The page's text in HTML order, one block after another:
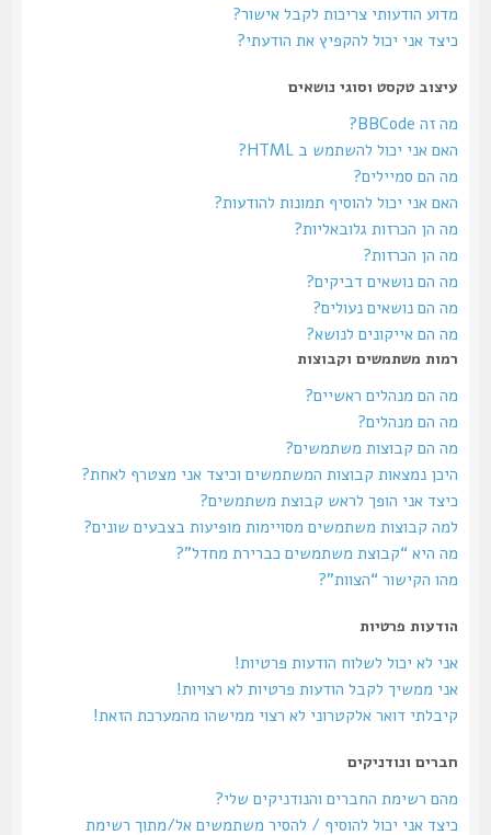
מדוע הודעותי צריכות לקבל אישור?
כיצד אני יכול להקפיץ את הודעתי?
עיצוב טקסט וסוגי נושאים
מה זה BBCode?
האם אני יכול להשתמש ב HTML?
מה הם סמיילים?
האם אני יכול להוסיף תמונות להודעות?
מה הן הכרזות גלובאליות?
מה הן הכרזות?
מה הם נושאים דביקים?
מה הם נושאים נעולים?
מה הם אייקונים לנושא?
רמות משתמשים וקבוצות
מה הם מנהלים ראשיים?
מה הם מנהלים?
מה הם קבוצות משתמשים?
היכן נמצאות קבוצות המשתמשים וכיצד אני מצטרף לאחת?
כיצד אני הופך לראש קבוצת משתמשים?
למה קבוצות משתמשים מסויימות מופיעות בצבעים שונים?
מה היא “קבוצת משתמשים כברירת מחדל”?
מהו הקישור “הצוות”?
הודעות פרטיות
אני לא יכול לשלוח הודעות פרטיות!
אני ממשיך לקבל הודעות פרטיות לא רצויות!
קיבלתי דואר אלקטרוני לא רצוי ממישהו מהמערכת הזאת!
חברים ונודניקים
מהם רשימת החברים והנודניקים שלי?
כיצד אני יכול להוסיף / להסיר משתמשים אל/מתוך רשימת